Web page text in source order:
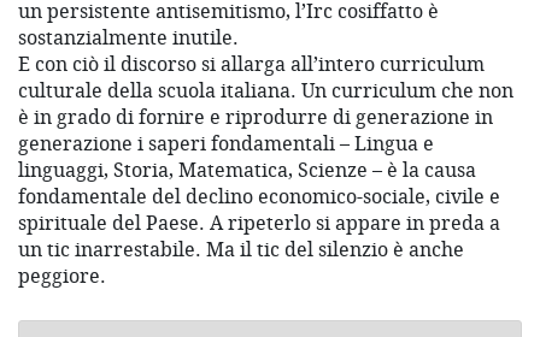
un persistente antisemitismo, l’Irc cosiffatto è
sostanzialmente inutile.
E con ciò il discorso si allarga all’intero curriculum
culturale della scuola italiana. Un curriculum che non
è in grado di fornire e riprodurre di generazione in
generazione i saperi fondamentali – Lingua e
linguaggi, Storia, Matematica, Scienze – è la causa
fondamentale del declino economico-sociale, civile e
spirituale del Paese. A ripeterlo si appare in preda a
un tic inarrestabile. Ma il tic del silenzio è anche
peggiore.